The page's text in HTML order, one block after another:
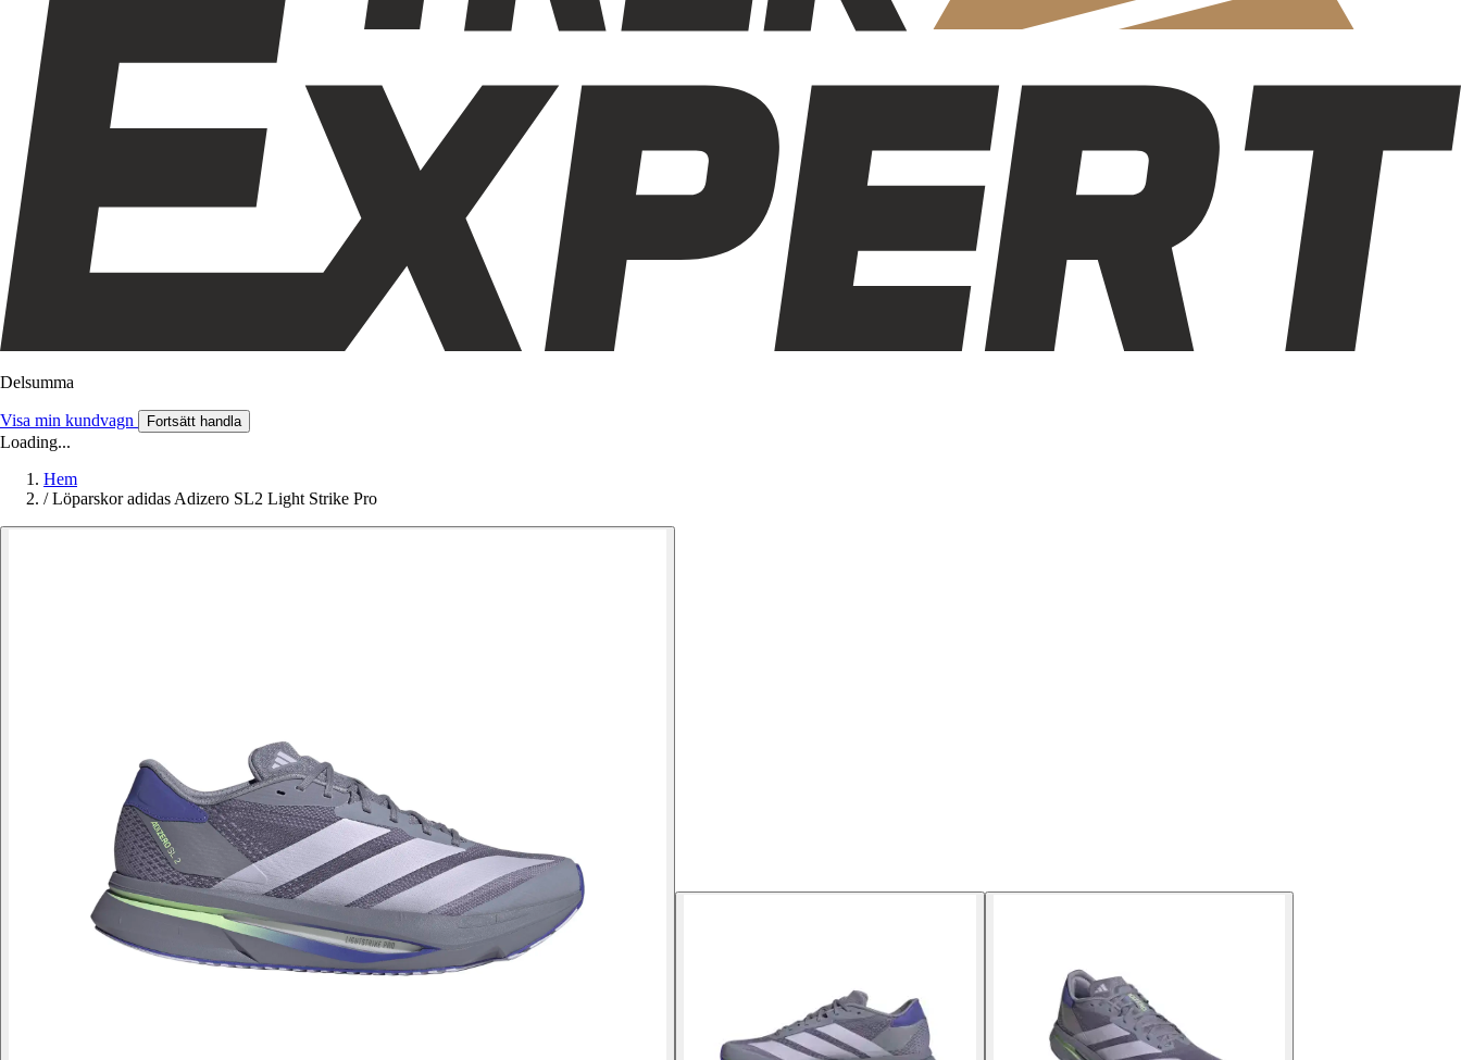
Delsumma
Visa min kundvagn Fortsätt handla
Loading...
Hem
/ Löparskor adidas Adizero SL2 Light Strike Pro